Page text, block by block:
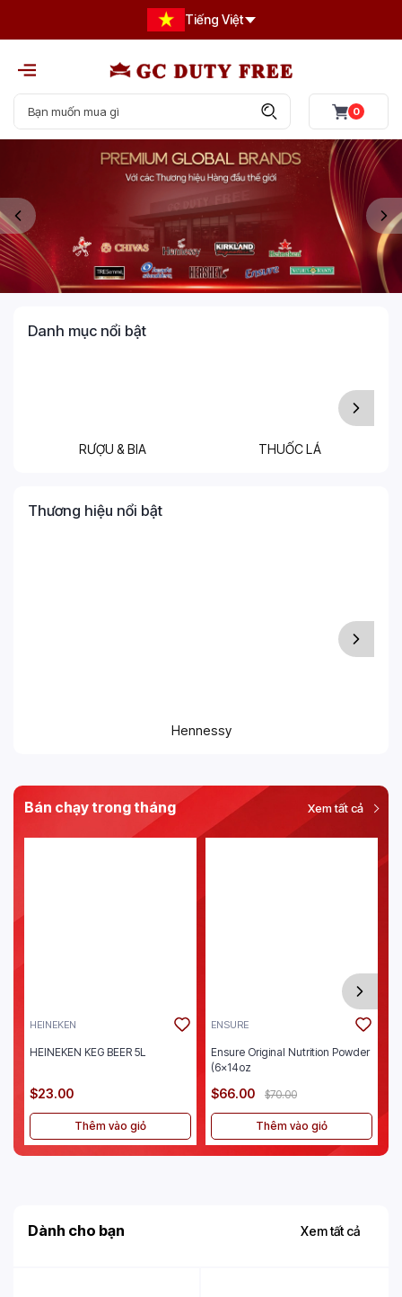
Tiếng Việt
0
Danh mục nổi bật
RƯỢU & BIA THUỐC LÁ
Thương hiệu nổi bật
Hennessy
Bán chạy trong tháng Xem tất cả
HEINEKEN
HEINEKEN KEG BEER 5L
$23.00
Thêm vào giỏ
ENSURE
Ensure Original Nutrition Powder
(6x14oz
$66.00 $70.00
Thêm vào giỏ
Dành cho bạn Xem tất cả